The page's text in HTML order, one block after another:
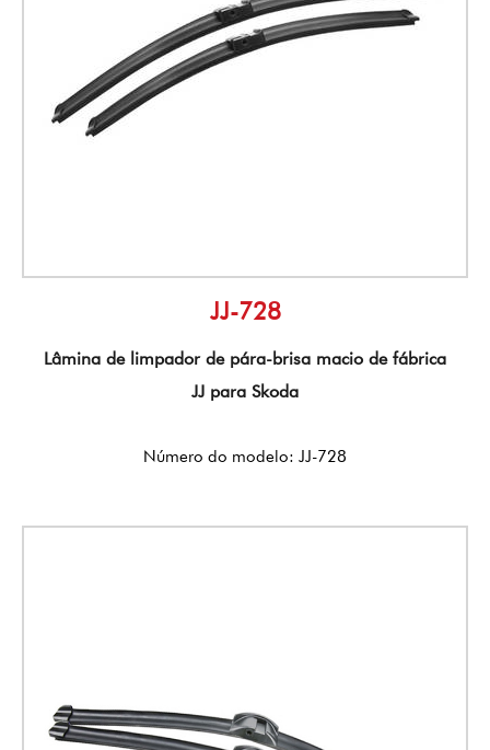
JJ-728
Lâmina de limpador de pára-brisa macio de fábrica
JJ para Skoda
Número do modelo: JJ-728